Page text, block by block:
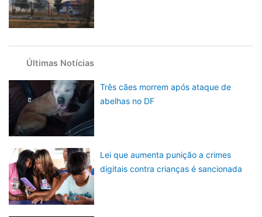
Últimas Notícias
Três cães morrem após ataque de
abelhas no DF
Lei que aumenta punição a crimes
digitais contra crianças é sancionada